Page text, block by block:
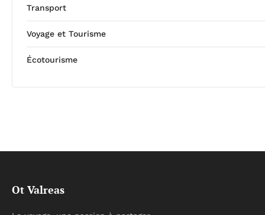
Transport
Voyage et Tourisme
Écotourisme
Ot Valreas